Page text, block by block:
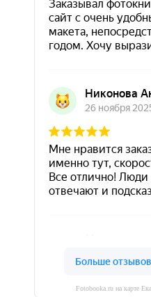
Fotobooka.ru на карте